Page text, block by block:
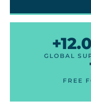
GLOBAL
FREE